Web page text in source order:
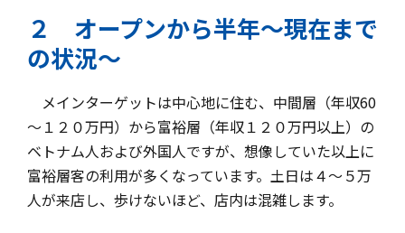
２ オープンから半年～現在まで
の状況～
メインターゲットは中心地に住む、中間層（年収60
～１２０万円）から富裕層（年収１２０万円以上）の
ベトナム人および外国人ですが、想像していた以上に
富裕層客の利用が多くなっています。土日は４～５万
人が来店し、歩けないほど、店内は混雑します。